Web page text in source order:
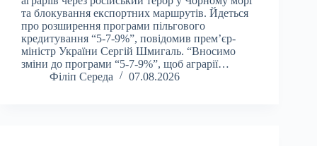
та блокування експортних маршрутів. Йдеться
про розширення програми пільгового
кредитування “5-7-9%”, повідомив прем’єр-
міністр України Сергій Шмигаль. “Вносимо
зміни до програми “5-7-9%”, щоб аграрії…
Філіп Середа
07.08.2026